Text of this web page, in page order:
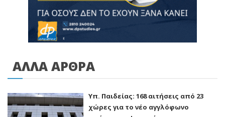
ΑΛΛΑ ΑΡΘΡΑ
Υπ. Παιδείας: 168 αιτήσεις από 23
χώρες για το νέο αγγλόφωνο